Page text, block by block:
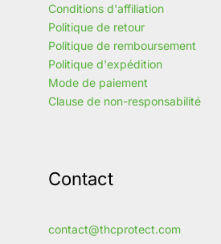
Conditions d'affiliation
Politique de retour
Politique de remboursement
Politique d'expédition
Mode de paiement
Clause de non-responsabilité
Contact
contact@thcprotect.com